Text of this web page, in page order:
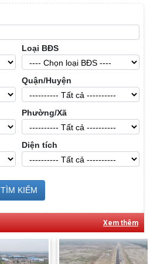
Loại BĐS
Quận/Huyện
Phường/Xã
Diện tích
TÌM KIẾM
Xem thêm